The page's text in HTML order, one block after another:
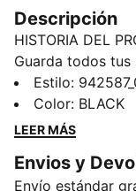
Descripción
HISTORIA DEL
Guarda todos
en esta versátil
almacenamiento
hombro la
DETALLES
Estilo:
Color: BLACK
LEER MÁS
Envios y
Envío estándar